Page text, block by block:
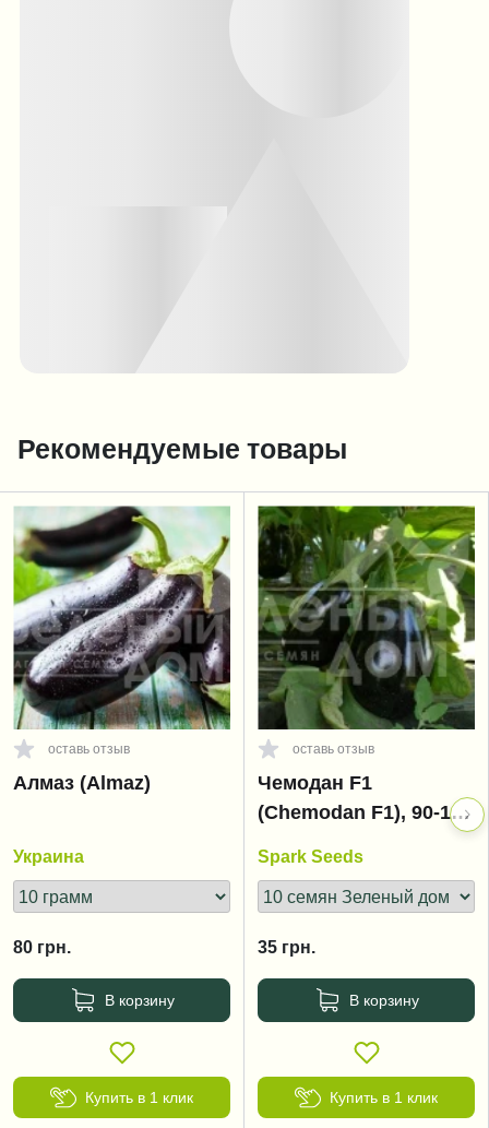
Рекомендуемые товары
оставь отзыв
Алмаз (Almaz)
Украина
80 грн.
В корзину
Купить в 1 клик
оставь отзыв
Чемодан F1
(Chemodan F1), 90-105
Spark Seeds
35 грн.
В корзину
Купить в 1 клик